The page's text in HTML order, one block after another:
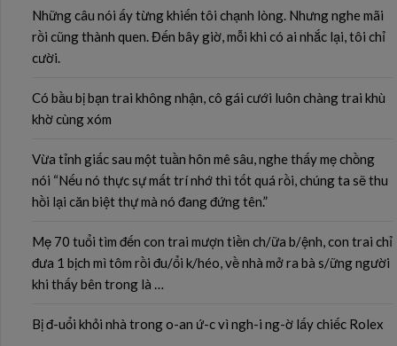
Những câu nói ấy từng khiến tôi chạnh lòng. Nhưng nghe mãi
rồi cũng thành quen. Đến bây giờ, mỗi khi có ai nhắc lại, tôi chỉ
cười.
Có bầu bị bạn trai không nhận, cô gái cưới luôn chàng trai khù
khờ cùng xóm
Vừa tỉnh giấc sau một tuần hôn mê sâu, nghe thấy mẹ chồng
nói “Nếu nó thực sự mất trí nhớ thì tốt quá rồi, chúng ta sẽ thu
hồi lại căn biệt thự mà nó đang đứng tên.”
Mẹ 70 tuổi tìm đến con trai mượn tiền ch/ữa b/ệnh, con trai chỉ
đưa 1 bịch mì tôm rồi đu/ổi k/héo, về nhà mở ra bà s/ững người
khi thấy bên trong là …
Bị đ-uổi khỏi nhà trong o-an ứ-c vì ngh-i ng-ờ lấy chiếc Rolex